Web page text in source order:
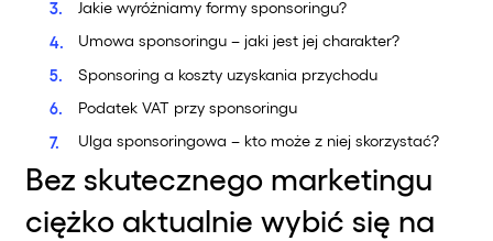
Jakie wyróżniamy formy sponsoringu?
Umowa sponsoringu – jaki jest jej charakter?
Sponsoring a koszty uzyskania przychodu
Podatek VAT przy sponsoringu
Ulga sponsoringowa – kto może z niej skorzystać?
Bez skutecznego marketingu
ciężko aktualnie wybić się na